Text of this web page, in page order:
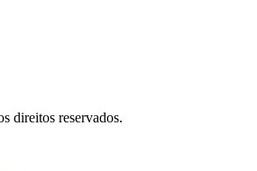
direitos reservados.